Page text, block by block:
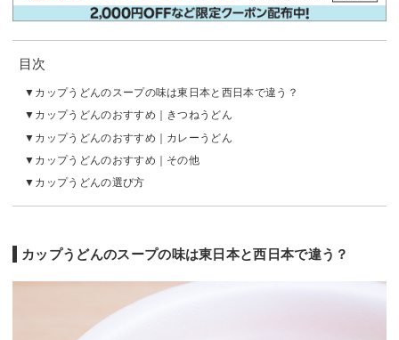
目次
カップうどんのスープの味は東日本と西日本で違う？
カップうどんのおすすめ｜きつねうどん
カップうどんのおすすめ｜カレーうどん
カップうどんのおすすめ｜その他
カップうどんの選び方
カップうどんのスープの味は東日本と西日本で違う？